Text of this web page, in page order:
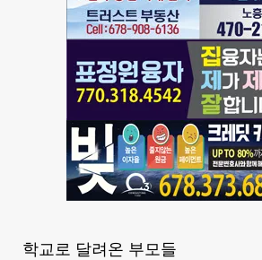
학교로 달려온 부모들